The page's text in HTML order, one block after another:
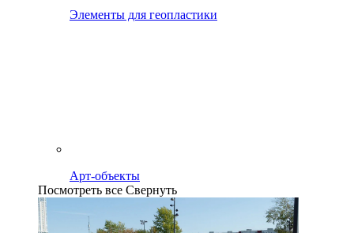
Элементы для геопластики
Арт-объекты
Посмотреть все Свернуть